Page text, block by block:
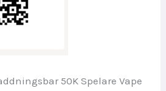
50K Spelare Vape